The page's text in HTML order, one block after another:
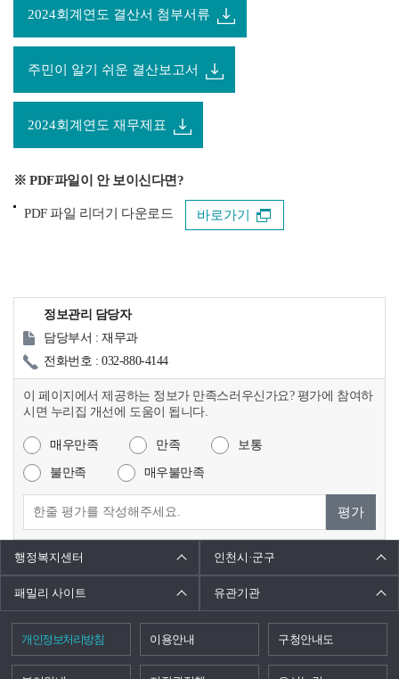
2024회계연도 결산서 첨부서류
주민이 알기 쉬운 결산보고서
2024회계연도 재무제표
※ PDF파일이 안 보이신다면?
PDF 파일 리더기 다운로드 바로가기
정보관리 담당자
담당부서 : 재무과
전화번호 : 032-880-4144
이 페이지에서 제공하는 정보가 만족스러우신가요? 평가에 참여하
시면 누리집 개선에 도움이 됩니다.
매우만족 만족 보통
불만족 매우불만족
평가
행정복지센터 인천시·군구
패밀리 사이트 유관기관
개인정보처리방침 이용안내 구청안내도